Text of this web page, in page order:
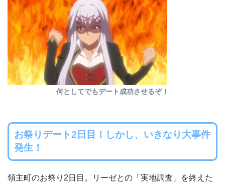
何としてでもデート成功させるぞ！
お祭りデート2日目！しかし、いきなり大事件
発生！
領主町のお祭り2日目。リーゼとの「実地調査」を終えた